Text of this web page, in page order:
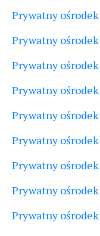
Prywatny
Prywatny
Prywatny
Prywatny
Prywatny
Prywatny
Prywatny
Prywatny
Prywatny